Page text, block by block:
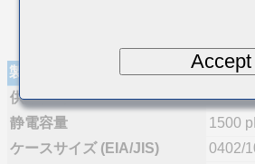
製品仕様
供給体制
量産
静電容量
1500
ケースサイズ (EIA/JIS)
0402/
Accept